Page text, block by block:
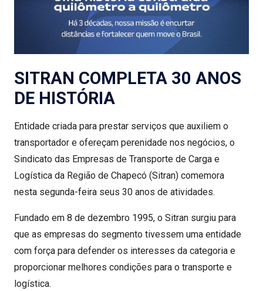
SITRAN COMPLETA 30 ANOS
DE HISTÓRIA
Entidade criada para prestar serviços que auxiliem o
transportador e ofereçam perenidade nos negócios, o
Sindicato das Empresas de Transporte de Carga e
Logística da Região de Chapecó (Sitran) comemora
nesta segunda-feira seus 30 anos de atividades.
Fundado em 8 de dezembro 1995, o Sitran surgiu para
que as empresas do segmento tivessem uma entidade
com força para defender os interesses da categoria e
proporcionar melhores condições para o transporte e
logística.